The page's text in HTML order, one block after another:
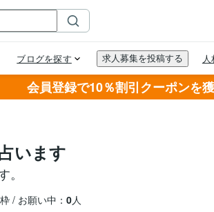
会員登録で10％割引クーポンを獲
います
枠 / お願い中： 0人